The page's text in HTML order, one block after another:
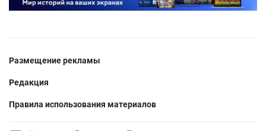
Размещение рекламы
Редакция
Правила использования материалов